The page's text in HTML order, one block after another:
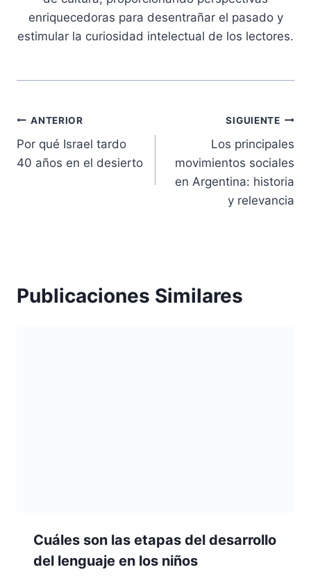
enriquecedoras para desentrañar el pasado y
estimular la curiosidad intelectual de los lectores.
Navegación
de
ANTERIOR
Por qué Israel tardo
40 años en el desierto
SIGUIENTE
Los principales
movimientos sociales
en Argentina: historia
y relevancia
Publicaciones Similares
Cuáles son las etapas del desarrollo
del lenguaje en los niños